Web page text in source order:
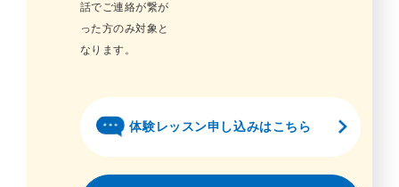
話でご連絡が繋が
った方のみ対象と
なります。
体験レッスン申し込みはこちら